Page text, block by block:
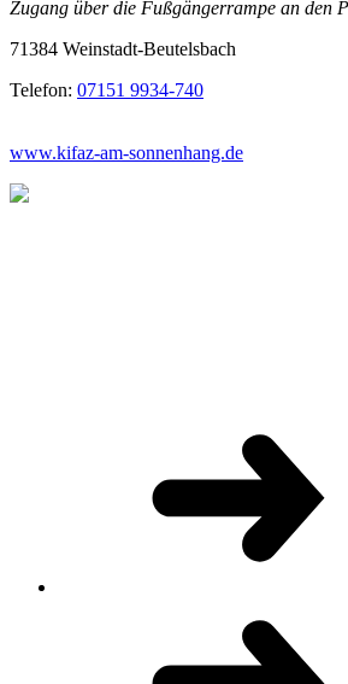
Zugang über die Fußgängerrampe an den
71384 Weinstadt-Beutelsbach
Telefon: 07151 9934-740
www.kifaz-am-sonnenhang.de